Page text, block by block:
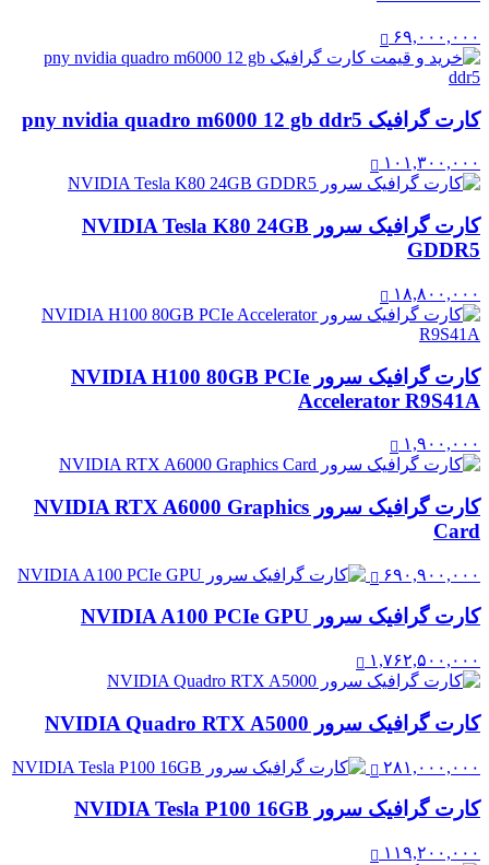
۶۹,۰۰۰,۰۰۰
کارت گرافیک pny nvidia quadro m6000 12 gb ddr5
۱۰۱,۳۰۰,۰۰۰
کارت گرافیک سرور NVIDIA Tesla K80 24GB
GDDR5
۱۸,۸۰۰,۰۰۰
کارت گرافیک سرور NVIDIA H100 80GB PCIe
Accelerator R9S41A
۱,۹۰۰,۰۰۰
کارت گرافیک سرور NVIDIA RTX A6000 Graphics
Card
۶۹۰,۹۰۰,۰۰۰
کارت گرافیک سرور NVIDIA A100 PCIe GPU
۱,۷۶۲,۵۰۰,۰۰۰
کارت گرافیک سرور NVIDIA Quadro RTX A5000
۲۸۱,۰۰۰,۰۰۰
کارت گرافیک سرور NVIDIA Tesla P100 16GB
۱۱۹,۲۰۰,۰۰۰